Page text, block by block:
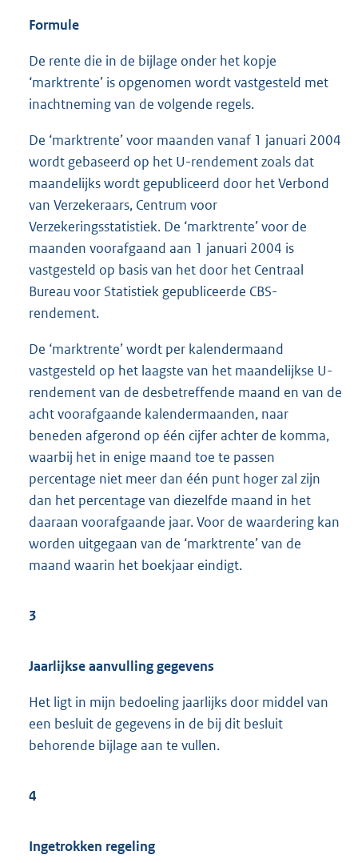
Formule
De rente die in de bijlage onder het kopje
‘marktrente’ is opgenomen wordt vastgesteld met
inachtneming van de volgende regels.
De ‘marktrente’ voor maanden vanaf 1 januari 2004
wordt gebaseerd op het U-rendement zoals dat
maandelijks wordt gepubliceerd door het Verbond
van Verzekeraars, Centrum voor
Verzekeringsstatistiek. De ‘marktrente’ voor de
maanden voorafgaand aan 1 januari 2004 is
vastgesteld op basis van het door het Centraal
Bureau voor Statistiek gepubliceerde CBS-
rendement.
De ‘marktrente’ wordt per kalendermaand
vastgesteld op het laagste van het maandelijkse U-
rendement van de desbetreffende maand en van de
acht voorafgaande kalendermaanden, naar
beneden afgerond op één cijfer achter de komma,
waarbij het in enige maand toe te passen
percentage niet meer dan één punt hoger zal zijn
dan het percentage van diezelfde maand in het
daaraan voorafgaande jaar. Voor de waardering kan
worden uitgegaan van de ‘marktrente’ van de
maand waarin het boekjaar eindigt.
3
Jaarlijkse aanvulling gegevens
Het ligt in mijn bedoeling jaarlijks door middel van
een besluit de gegevens in de bij dit besluit
behorende bijlage aan te vullen.
4
Ingetrokken regeling